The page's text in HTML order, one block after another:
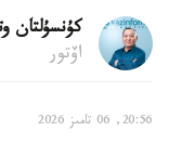
كۇنسۇلتان
اۆتور
20:56, 06 تامىز 2026